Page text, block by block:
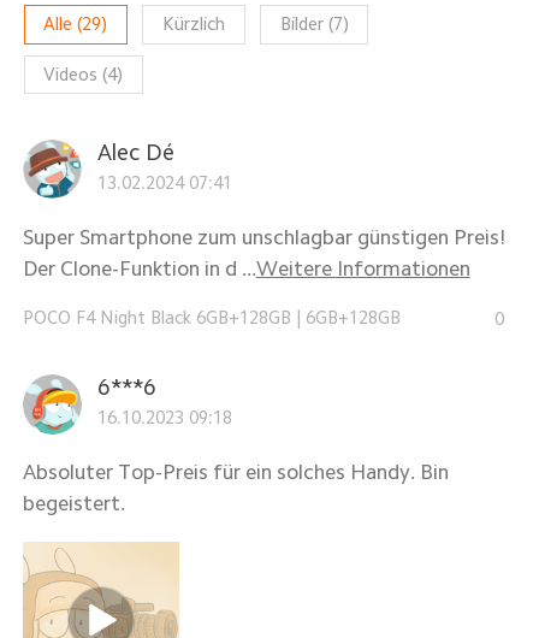
Alle (29) Kürzlich Bilder(7)
Videos (4)
Alec Dé
13.02.2024 07:41
Super Smartphone zum unschlagbar günstigen Preis!
Der Clone-Funktion in d ...Weitere Informationen
POCO F4 Night Black 6GB+128GB | 6GB+128GB 0
6***6
16.10.2023 09:18
Absoluter Top-Preis für ein solches Handy. Bin
begeistert.